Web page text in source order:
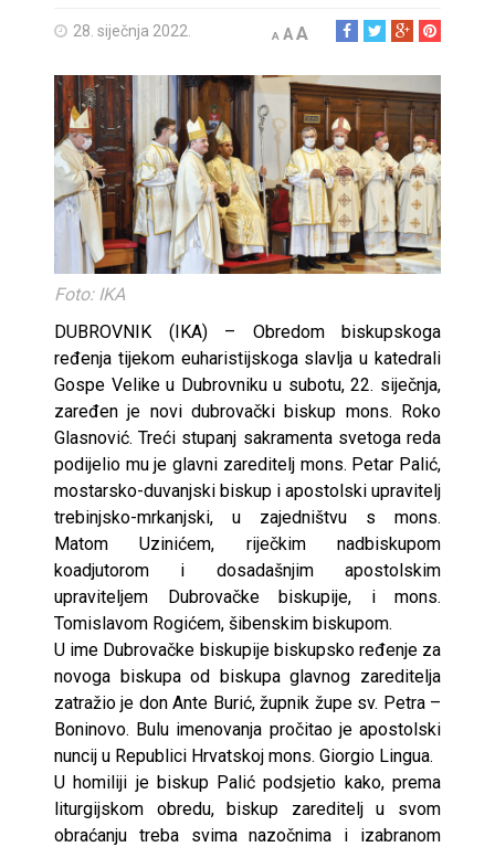
28. siječnja 2022. A AA
Foto: IKA
DUBROVNIK (IKA) – Obredom biskupskoga
ređenja tijekom euharistijskoga slavlja u katedrali
Gospe Velike u Dubrovniku u subotu, 22. siječnja,
zaređen je novi dubrovački biskup mons. Roko
Glasnović. Treći stupanj sakramenta svetoga reda
podijelio mu je glavni zareditelj mons. Petar Palić,
mostarsko-duvanjski biskup i apostolski upravitelj
trebinjsko-mrkanjski, u zajedništvu s mons.
Matom Uzinićem, riječkim nadbiskupom
koadjutorom i dosadašnjim apostolskim
upraviteljem Dubrovačke biskupije, i mons.
Tomislavom Rogićem, šibenskim biskupom.
U ime Dubrovačke biskupije biskupsko ređenje za
novoga biskupa od biskupa glavnog zareditelja
zatražio je don Ante Burić, župnik župe sv. Petra –
Boninovo. Bulu imenovanja pročitao je apostolski
nuncij u Republici Hrvatskoj mons. Giorgio Lingua.
U homiliji je biskup Palić podsjetio kako, prema
liturgijskom obredu, biskup zareditelj u svom
obraćanju treba svima nazočnima i izabranom